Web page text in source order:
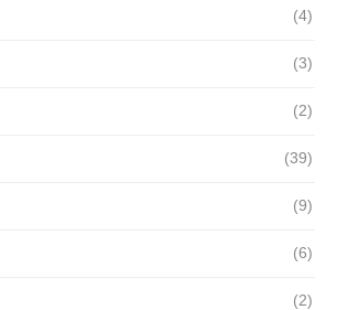
(4)
(3)
(2)
(39)
(9)
(6)
(2)